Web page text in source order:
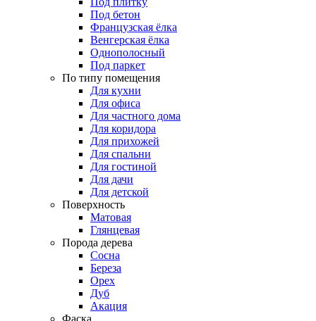
Под бетон
Французская ёлка
Венгерская ёлка
Однополосный
Под паркет
По типу помещения
Для кухни
Для офиса
Для частного дома
Для коридора
Для прихожей
Для спальни
Для гостиной
Для дачи
Для детской
Поверхность
Матовая
Глянцевая
Порода дерева
Сосна
Береза
Орех
Дуб
Акация
Фаска